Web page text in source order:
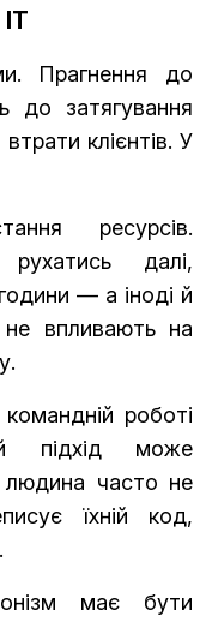
IT
Прагнення до
до затягування
втрати клієнтів. У
ресурсів.
далі,
— а іноді й
впливають на
роботі
підхід може
людина часто не
їхній код,
має бути